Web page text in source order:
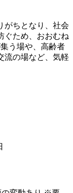
がちとなり、社会
ぐため、おおむね
う場や、高齢者
流の場など、気軽